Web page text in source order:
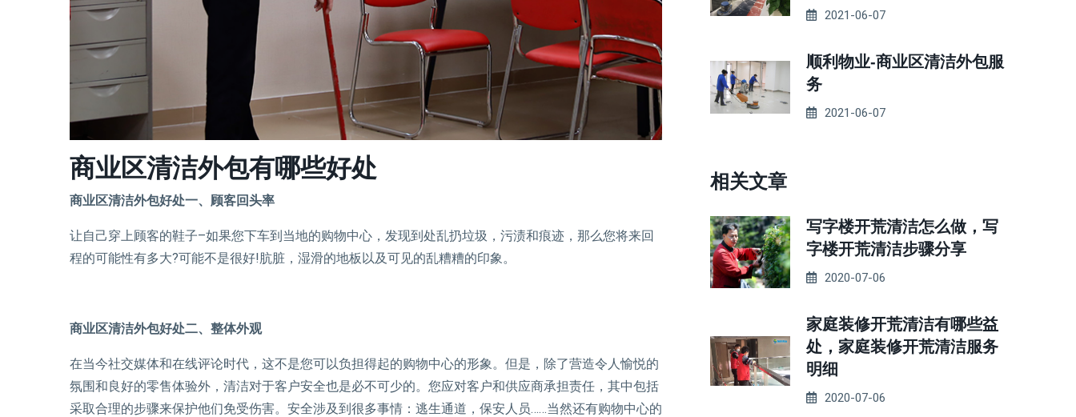
商业区清洁外包有哪些好处
商业区清洁外包好处一、顾客回头率
让自己穿上顾客的鞋子–如果您下车到当地的购物中心，发现到处乱扔垃圾，污渍和痕迹，那么您将来回
程的可能性有多大?可能不是很好!肮脏，湿滑的地板以及可见的乱糟糟的印象。
商业区清洁外包好处二、整体外观
在当今社交媒体和在线评论时代，这不是您可以负担得起的购物中心的形象。但是，除了营造令人愉悦的
氛围和良好的零售体验外，清洁对于客户安全也是必不可少的。您应对客户和供应商承担责任，其中包括
采取合理的步骤来保护他们免受伤害。安全涉及到很多事情：逃生通道，保安人员……当然还有购物中心的
2021-06-07
顺利物业-商业区清洁外包服
务
2021-06-07
相关文章
写字楼开荒清洁怎么做，写
字楼开荒清洁步骤分享
2020-07-06
家庭装修开荒清洁有哪些益
处，家庭装修开荒清洁服务
明细
2020-07-06